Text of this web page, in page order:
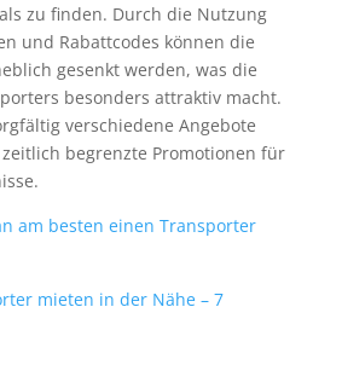
zu finden. Durch die Nutzung
und Rabattcodes können die
gesenkt werden, was die
besonders attraktiv macht.
verschiedene Angebote
begrenzte Promotionen für
am besten einen Transporter
mieten in der Nähe – 7